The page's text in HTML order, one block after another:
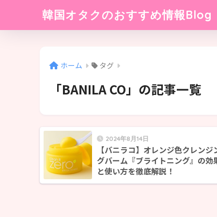
韓国オタクのおすすめ情報Blog
ホーム タグ
「BANILA CO」の記事一覧
2024年8月14日
【バニラコ】オレンジ色クレンジ
グバーム『ブライトニング』の効
と使い方を徹底解説！